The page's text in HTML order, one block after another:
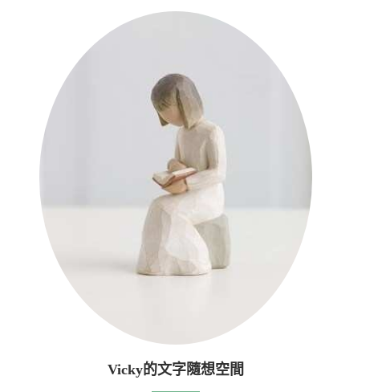
Vicky的文字隨想空間